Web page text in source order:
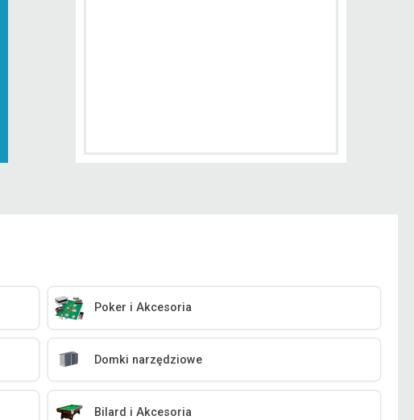
Poker i Akcesoria
Domki narzędziowe
Bilard i Akcesoria